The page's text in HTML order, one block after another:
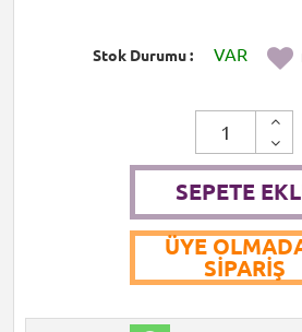
Stok Durumu VAR
SEPETE
ÜYE
SIPARIŞ